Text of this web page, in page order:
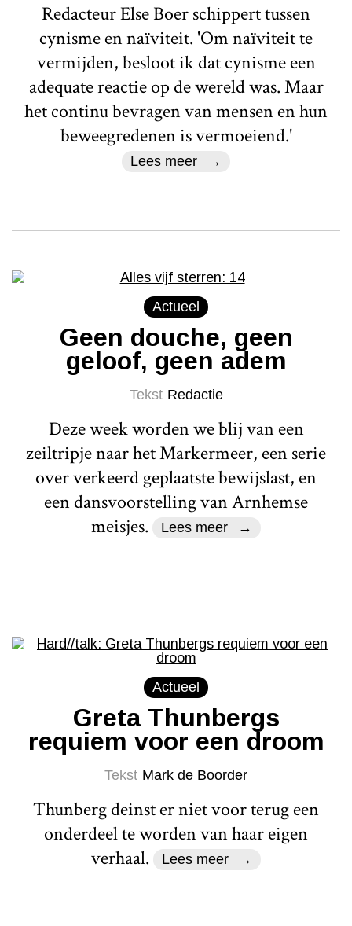
Redacteur Else Boer schippert tussen
cynisme en naïviteit. 'Om naïviteit te
vermijden, besloot ik dat cynisme een
adequate reactie op de wereld was. Maar
het continu bevragen van mensen en hun
beweegredenen is vermoeiend.'
Lees meer
Actueel
Geen douche, geen
geloof, geen adem
Tekst Redactie
Deze week worden we blij van een
zeiltripje naar het Markermeer, een serie
over verkeerd geplaatste bewijslast, en
een dansvoorstelling van Arnhemse
meisjes.
Lees meer
Actueel
Greta Thunbergs
requiem voor een droom
Tekst Mark de Boorder
Thunberg deinst er niet voor terug een
onderdeel te worden van haar eigen
verhaal.
Lees meer